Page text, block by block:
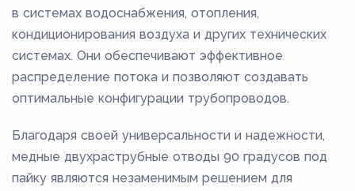
в системах водоснабжения, отопления,
кондиционирования воздуха и других технических
системах. Они обеспечивают эффективное
распределение потока и позволяют создавать
оптимальные конфигурации трубопроводов.
Благодаря своей универсальности и надежности,
медные двухраструбные отводы 90 градусов под
пайку являются незаменимым решением для